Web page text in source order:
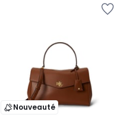
Nouveauté